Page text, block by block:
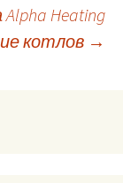
Alpha Heating
котлов →